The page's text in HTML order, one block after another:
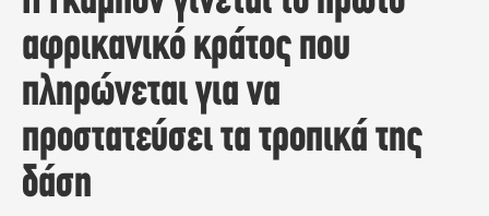
αφρικανικό κράτος που
πληρώνεται για να
προστατεύσει τα τροπικά της
δάση